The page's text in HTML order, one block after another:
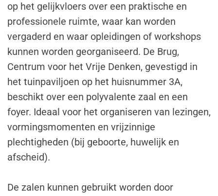
op het gelijkvloers over een praktische en
professionele ruimte, waar kan worden
vergaderd en waar opleidingen of workshops
kunnen worden georganiseerd. De Brug,
Centrum voor het Vrije Denken, gevestigd in
het tuinpaviljoen op het huisnummer 3A,
beschikt over een polyvalente zaal en een
foyer. Ideaal voor het organiseren van lezingen,
vormingsmomenten en vrijzinnige
plechtigheden (bij geboorte, huwelijk en
afscheid).
De zalen kunnen gebruikt worden door